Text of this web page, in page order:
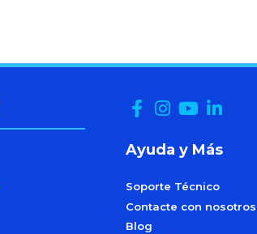
Ayuda y Más
Soporte Técnico
Contacte con nosotros
Blog